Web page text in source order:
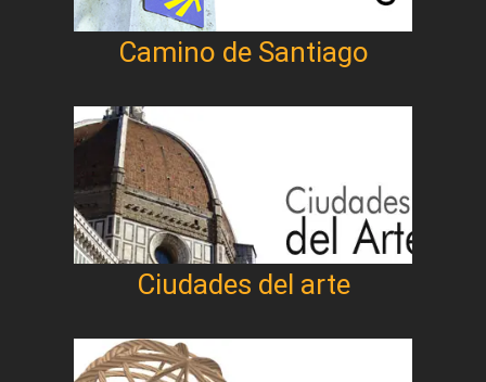
Camino de Santiago
Ciudades del arte